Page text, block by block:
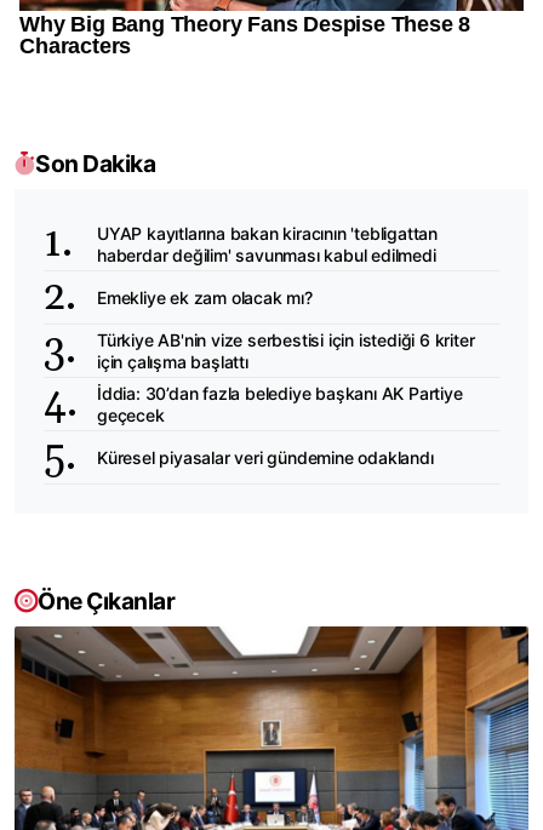
Son Dakika
UYAP kayıtlarına bakan kiracının 'tebligattan
haberdar değilim' savunması kabul edilmedi
Emekliye ek zam olacak mı?
Türkiye AB'nin vize serbestisi için istediği 6 kriter
için çalışma başlattı
İddia: 30’dan fazla belediye başkanı AK Partiye
geçecek
Küresel piyasalar veri gündemine odaklandı
Öne Çıkanlar